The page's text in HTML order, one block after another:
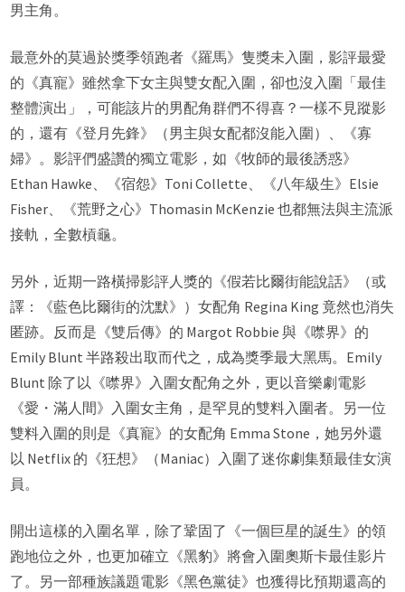
男主角。
最意外的莫過於獎季領跑者《羅馬》隻獎未入圍，影評最愛
的《真寵》雖然拿下女主與雙女配入圍，卻也沒入圍「最佳
整體演出」，可能該片的男配角群們不得喜？一樣不見蹤影
的，還有《登月先鋒》（男主與女配都沒能入圍）、《寡
婦》。影評們盛讚的獨立電影，如《牧師的最後誘惑》
Ethan Hawke、《宿怨》Toni Collette、《八年級生》Elsie
Fisher、《荒野之心》Thomasin McKenzie 也都無法與主流派
接軌，全數槓龜。
另外，近期一路橫掃影評人獎的《假若比爾街能說話》（或
譯：《藍色比爾街的沈默》）女配角 Regina King 竟然也消失
匿跡。反而是《雙后傳》的 Margot Robbie 與《噤界》的
Emily Blunt 半路殺出取而代之，成為獎季最大黑馬。Emily
Blunt 除了以《噤界》入圍女配角之外，更以音樂劇電影
《愛・滿人間》入圍女主角，是罕見的雙料入圍者。另一位
雙料入圍的則是《真寵》的女配角 Emma Stone，她另外還
以 Netflix 的《狂想》（Maniac）入圍了迷你劇集類最佳女演
員。
開出這樣的入圍名單，除了鞏固了《一個巨星的誕生》的領
跑地位之外，也更加確立《黑豹》將會入圍奧斯卡最佳影片
了。另一部種族議題電影《黑色黨徒》也獲得比預期還高的